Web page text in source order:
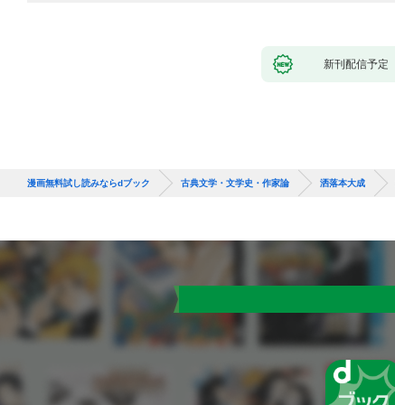
新刊配信予定
漫画無料試し読みならdブック 古典文学・文学史・作家論 洒落本大成